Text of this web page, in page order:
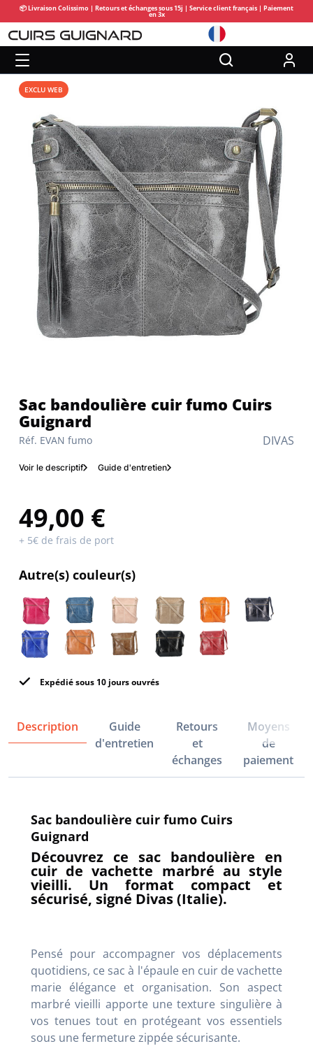
📦 Livraison Colissimo | Retours et échanges sous 15j | Service client français | Paiement
en 3x
DIVAS
Réf. EVAN fumo
Sac bandoulière cuir fumo Cuirs
Guignard
Voir le descriptif Guide d'entretien
49,00 €
+ 5€ de frais de port
Autre(s) couleur(s)
Expédié sous 10 jours ouvrés
EXCLU WEB
Description
Guide
d'entretien
Retours
et
échanges
Moyens
de
paiement
Sac bandoulière cuir fumo Cuirs
Guignard
Découvrez ce sac bandoulière en
cuir de vachette marbré au style
vieilli. Un format compact et
sécurisé, signé Divas (Italie).
Pensé pour accompagner vos déplacements
quotidiens, ce sac à l'épaule en cuir de vachette
marie élégance et organisation. Son aspect
marbré vieilli apporte une texture singulière à
vos tenues tout en protégeant vos essentiels
sous une fermeture zippée sécurisante.